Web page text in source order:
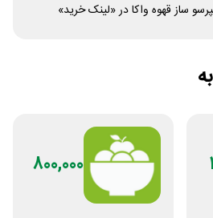
ساز قهوه واکا در «لینک خرید»
800,000